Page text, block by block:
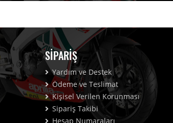
SIPARIŞ
Yardım ve Destek
Ödeme ve Teslimat
Kişisel Verilen Korunması
Sipariş Takibi
Hesap Numaraları